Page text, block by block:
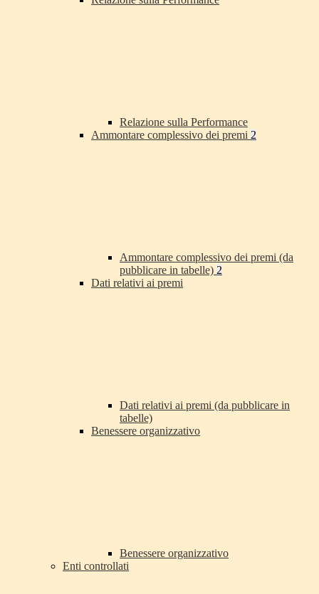
Relazione sulla Performance
Ammontare complessivo dei premi 2
Ammontare complessivo dei premi (da
pubblicare in tabelle) 2
Dati relativi ai premi
Dati relativi ai premi (da pubblicare in
tabelle)
Benessere organizzativo
Benessere organizzativo
Enti controllati